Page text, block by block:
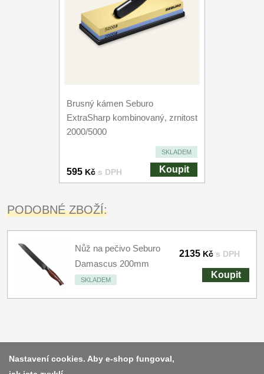
Brusný kámen Seburo
ExtraSharp kombinovaný, zrnitost
2000/5000
SKLADEM
595 Kč s DPH Koupit
PODOBNÉ ZBOŽÍ:
Nůž na pečivo Seburo
Damascus 200mm
SKLADEM
2135 Kč s DPH
Koupit
Platba a dodávka
Nastavení cookies. Aby e-shop fungoval,